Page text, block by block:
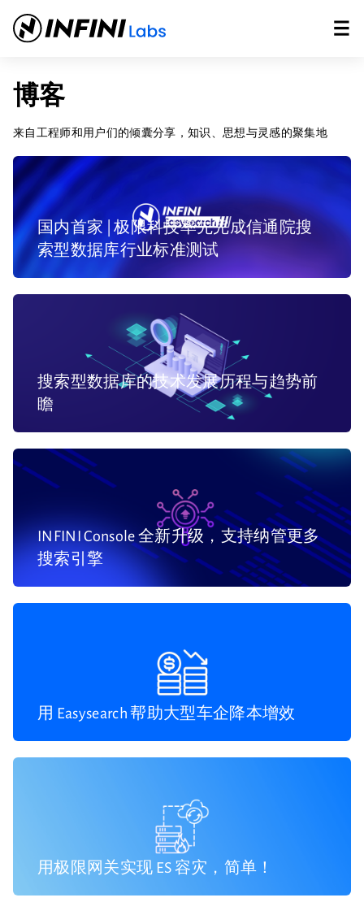
博客
来自工程师和用户们的倾囊分享，知识、思想与灵感的聚集地
国内首家 | 极限科技率先完成信通院搜
索型数据库行业标准测试
搜索型数据库的技术发展历程与趋势前
瞻
INFINI Console 全新升级，支持纳管更多
搜索引擎
用 Easysearch 帮助大型车企降本增效
用极限网关实现 ES 容灾，简单！